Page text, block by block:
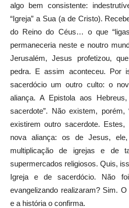
algo bem consistente:
“Igreja” a Sua (a de Cristo).
do Reino do Céus… o que
permaneceria neste e noutro
Jerusalém, Jesus profetizou,
pedra. E assim aconteceu. Por
sacerdócio um outro culto: o
aliança. A Epistola aos
sacerdote”. Não existem, porém,
existirem outro sacerdote.
nova aliança: os de Jesus,
multiplicação de igrejas e de
supermercados religiosos. Quis,
Igreja e de sacerdócio. Não
evangelizando realizaram? Sim.
e a história o confirma.